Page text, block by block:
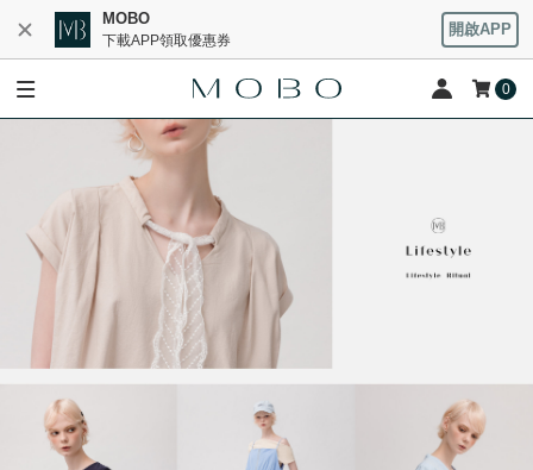
MOBO
下載APP領取優惠券
開啟APP
0